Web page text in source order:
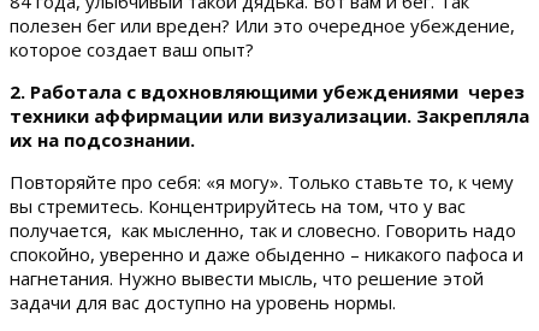
полезен бег или вреден? Или это очередное убеждение,
которое создает ваш опыт?
2. Работала с вдохновляющими убеждениями через
техники аффирмации или визуализации. Закрепляла
их на подсознании.
Повторяйте про себя: «я могу». Только ставьте то, к чему
вы стремитесь. Концентрируйтесь на том, что у вас
получается, как мысленно, так и словесно. Говорить надо
спокойно, уверенно и даже обыденно – никакого пафоса и
нагнетания. Нужно вывести мысль, что решение этой
задачи для вас доступно на уровень нормы.